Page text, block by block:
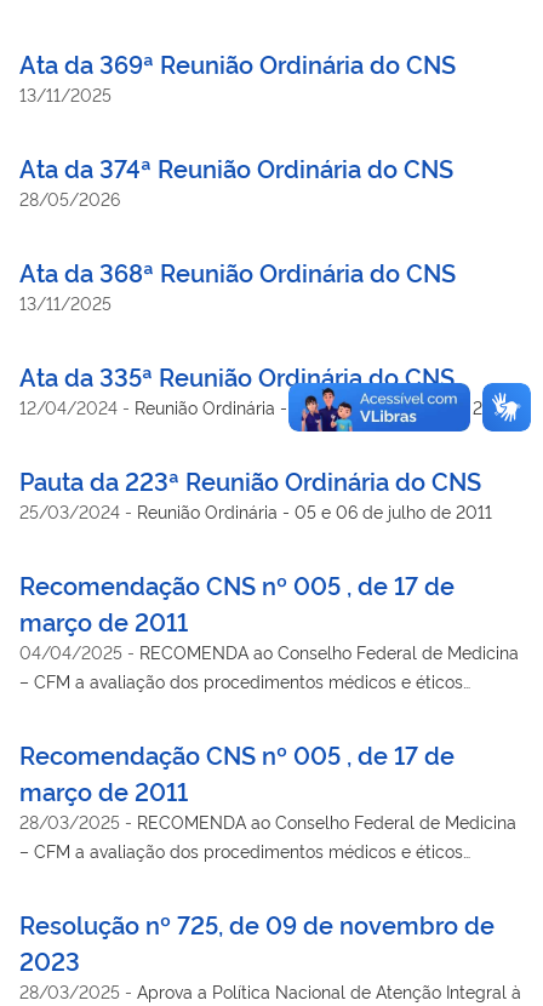
Ata da 369ª Reunião Ordinária do CNS
13/11/2025
Ata da 374ª Reunião Ordinária do CNS
28/05/2026
Ata da 368ª Reunião Ordinária do CNS
13/11/2025
Ata da 335ª Reunião Ordinária do CNS
12/04/2024 - Reunião Ordinária - 19 e 20 de outubro de 2022
Pauta da 223ª Reunião Ordinária do CNS
25/03/2024 - Reunião Ordinária - 05 e 06 de julho de 2011
Recomendação CNS nº 005 , de 17 de
março de 2011
04/04/2025 - RECOMENDA ao Conselho Federal de Medicina
– CFM a avaliação dos procedimentos médicos e éticos
Recomendação CNS nº 005 , de 17 de
março de 2011
28/03/2025 - RECOMENDA ao Conselho Federal de Medicina
– CFM a avaliação dos procedimentos médicos e éticos
Resolução nº 725, de 09 de novembro de
2023
28/03/2025 - Aprova a Política Nacional de Atenção Integral à